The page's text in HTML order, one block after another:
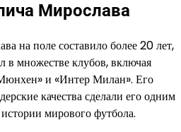
Мирослава
на поле составило более 20 лет,
в множестве клубов, включая
и «Интер Милан». Его
качества сделали его одним
мирового футбола.